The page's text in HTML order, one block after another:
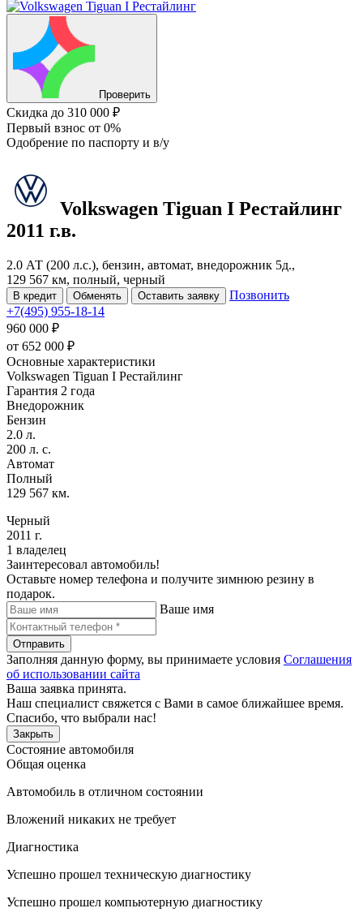
Проверить
Скидка до 310 000 ₽
Первый взнос от 0%
Одобрение по паспорту и в/у
Volkswagen Tiguan I Рестайлинг
2011 г.в.
2.0 АТ (200 л.с.), бензин, автомат, внедорожник 5д.,
129 567 км, полный, черный
В кредит Обменять Оставить заявку
Позвонить
+7(495) 955-18-14
960 000 ₽
от 652 000 ₽
Основные характеристики
Volkswagen Tiguan I Рестайлинг
Гарантия 2 года
Внедорожник
Бензин
2.0 л.
200 л. с.
Автомат
Полный
129 567 км.
Черный
2011 г.
1 владелец
Заинтересовал автомобиль!
Оставьте номер телефона и получите зимнюю резину в
подарок.
Ваше имя
Отправить
Заполняя данную форму, вы принимаете условия Соглашения
об использовании сайта
Ваша заявка принята.
Наш специалист свяжется с Вами в самое ближайшее время.
Спасибо, что выбрали нас!
Закрыть
Состояние автомобиля
Общая оценка
Автомобиль в отличном состоянии
Вложений никаких не требует
Диагностика
Успешно прошел техническую диагностику
Успешно прошел компьютерную диагностику